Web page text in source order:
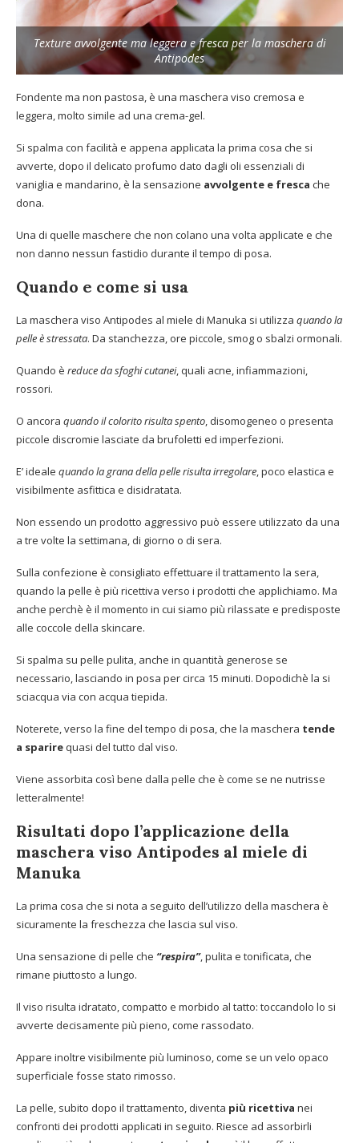
Texture avvolgente ma leggera e fresca per la maschera di
Antipodes
Fondente ma non pastosa, è una maschera viso cremosa e
leggera, molto simile ad una crema-gel.
Si spalma con facilità e appena applicata la prima cosa che si
avverte, dopo il delicato profumo dato dagli oli essenziali di
vaniglia e mandarino, è la sensazione avvolgente e fresca che
dona.
Una di quelle maschere che non colano una volta applicate e che
non danno nessun fastidio durante il tempo di posa.
Quando e come si usa
La maschera viso Antipodes al miele di Manuka si utilizza quando la
pelle è stressata. Da stanchezza, ore piccole, smog o sbalzi ormonali.
Quando è reduce da sfoghi cutanei, quali acne, infiammazioni,
rossori.
O ancora quando il colorito risulta spento , disomogeneo o presenta
piccole discromie lasciate da brufoletti ed imperfezioni.
E’ ideale quando la grana della pelle risulta irregolare , poco elastica e
visibilmente asfittica e disidratata.
Non essendo un prodotto aggressivo può essere utilizzato da una
a tre volte la settimana, di giorno o di sera.
Sulla confezione è consigliato effettuare il trattamento la sera,
quando la pelle è più ricettiva verso i prodotti che applichiamo. Ma
anche perchè è il momento in cui siamo più rilassate e predisposte
alle coccole della skincare.
Si spalma su pelle pulita, anche in quantità generose se
necessario, lasciando in posa per circa 15 minuti. Dopodichè la si
sciacqua via con acqua tiepida.
Noterete, verso la fine del tempo di posa, che la maschera tende
a sparirequasi del tutto dal viso.
Viene assorbita così bene dalla pelle che è come se ne nutrisse
letteralmente!
Risultati dopo l’applicazione della
maschera viso Antipodes al miele di
Manuka
La prima cosa che si nota a seguito dell’utilizzo della maschera è
sicuramente la freschezza che lascia sul viso.
Una sensazione di pelle che “respira”, pulita e tonificata, che
rimane piuttosto a lungo.
Il viso risulta idratato, compatto e morbido al tatto: toccandolo lo si
avverte decisamente più pieno, come rassodato.
Appare inoltre visibilmente più luminoso, come se un velo opaco
superficiale fosse stato rimosso.
La pelle, subito dopo il trattamento, diventa più ricettiva nei
confronti dei prodotti applicati in seguito. Riesce ad assorbirli